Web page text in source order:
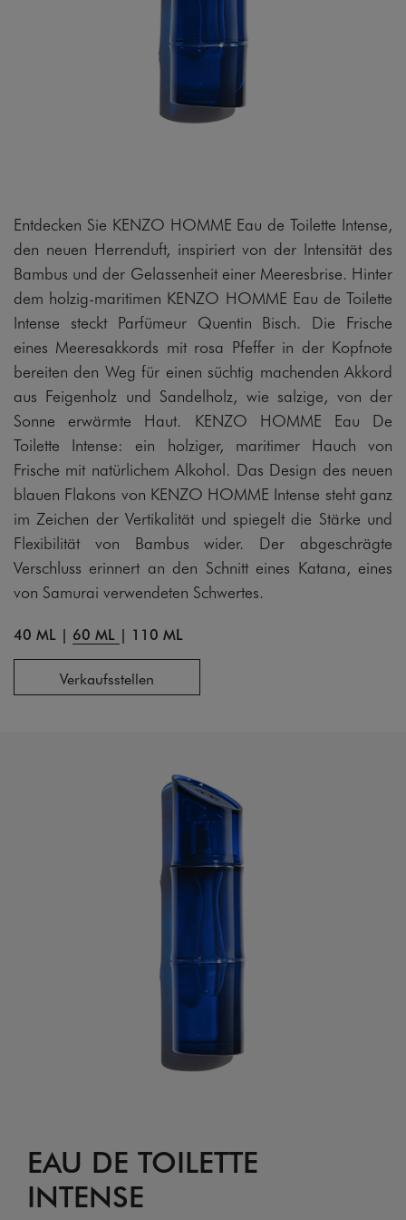
Entdecken Sie KENZO HOMME Eau de Toilette Intense,
den neuen Herrenduft, inspiriert von der Intensität des
Bambus und der Gelassenheit einer Meeresbrise. Hinter
dem holzig-maritimen KENZO HOMME Eau de Toilette
Intense steckt Parfümeur Quentin Bisch. Die Frische
eines Meeresakkords mit rosa Pfeffer in der Kopfnote
bereiten den Weg für einen süchtig machenden Akkord
aus Feigenholz und Sandelholz, wie salzige, von der
Sonne erwärmte Haut. KENZO HOMME Eau De
Toilette Intense: ein holziger, maritimer Hauch von
Frische mit natürlichem Alkohol. Das Design des neuen
blauen Flakons von KENZO HOMME Intense steht ganz
im Zeichen der Vertikalität und spiegelt die Stärke und
Flexibilität von Bambus wider. Der abgeschrägte
Verschluss erinnert an den Schnitt eines Katana, eines
von Samurai verwendeten Schwertes.
40 ML | 60 ML | 110 ML
Verkaufsstellen
EAU DE TOILETTE
INTENSE